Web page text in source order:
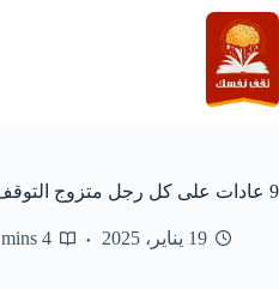
التجاوز
إلى
المحتوى
9 عادات على كل رجل متزوج التوقف عن فعلها
19 يناير، 2025 4 mins